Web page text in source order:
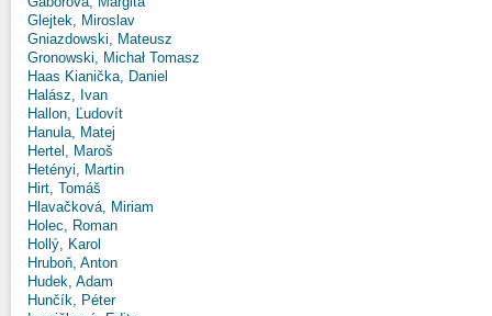
Glejtek, Miroslav
Gniazdowski, Mateusz
Gronowski, Michał Tomasz
Haas Kianička, Daniel
Halász, Ivan
Hallon, Ľudovít
Hanula, Matej
Hertel, Maroš
Hetényi, Martin
Hirt, Tomáš
Hlavačková, Miriam
Holec, Roman
Hollý, Karol
Hruboň, Anton
Hudek, Adam
Hunčík, Péter